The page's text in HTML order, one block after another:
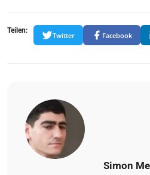
Teilen:
Twitter Facebook
Simon